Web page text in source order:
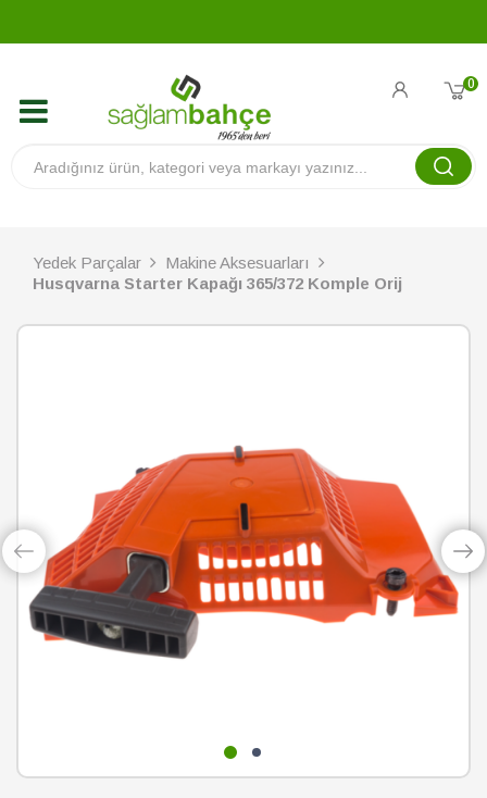
0
Yedek Parçalar
Makine Aksesuarları
Husqvarna Starter Kapağı 365/372 Komple Orij